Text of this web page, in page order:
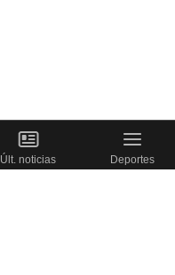
Últ. noticias Deportes